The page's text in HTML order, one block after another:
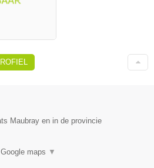
Maubray en in de provincie
Google maps ▼